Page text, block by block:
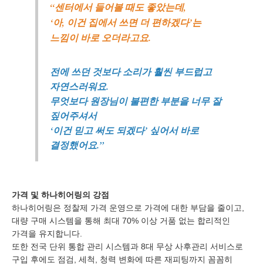
“센터에서 들어볼 때도 좋았는데,
‘아, 이건 집에서 쓰면 더 편하겠다’는
느낌이 바로 오더라고요.
전에 쓰던 것보다 소리가 훨씬 부드럽고
자연스러워요.
무엇보다 원장님이 불편한 부분을 너무 잘
짚어주셔서
‘이건 믿고 써도 되겠다’ 싶어서 바로
결정했어요.”
가격 및 하나히어링의 강점
하나히어링은 정찰제 가격 운영으로 가격에 대한 부담을 줄이고,
대량 구매 시스템을 통해 최대 70% 이상 거품 없는 합리적인
가격을 유지합니다.
또한 전국 단위 통합 관리 시스템과 8대 무상 사후관리 서비스로
구입 후에도 점검, 세척, 청력 변화에 따른 재피팅까지 꼼꼼히